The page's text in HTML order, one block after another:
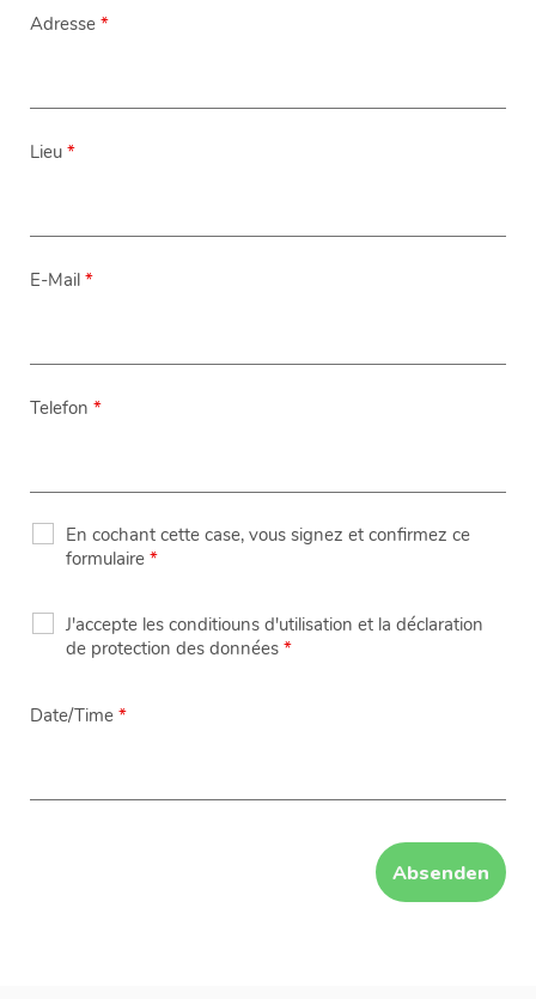
Adresse *
Lieu *
E-Mail *
Telefon *
En cochant cette case, vous signez et confirmez ce
formulaire *
J'accepte les conditiouns d'utilisation et la déclaration
de protection des données *
Date/Time *